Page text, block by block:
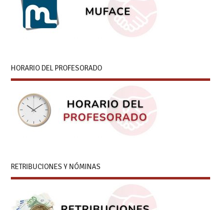
HORARIO DEL PROFESORADO
RETRIBUCIONES Y NÓMINAS